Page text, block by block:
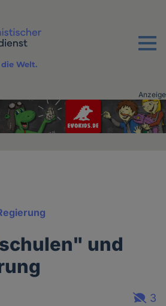
Menu
Welt.
Anzeige
und
3